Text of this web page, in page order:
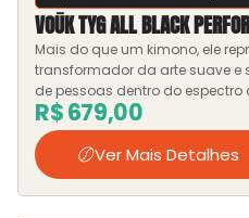
VOŪK TYG ALL BLACK
Mais do que um kimono, ele
transformador da arte suave e
de pessoas dentro do espectro
R$679,00
Ver Mais Detalhes